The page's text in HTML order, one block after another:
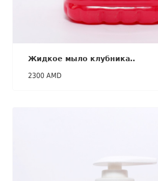
Жидкое мыло клубника..
2300 AMD